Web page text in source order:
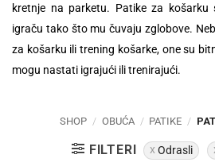
kretnje na parketu. Patike za košarku
igraču tako što mu čuvaju zglobove.
za košarku ili trening košarke, one su
mogu nastati igrajući ili trenirajući.
SHOP / OBUĆA / PATIKE /
FILTERI Odrasli